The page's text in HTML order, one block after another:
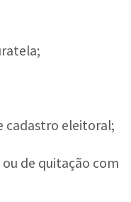
cadastro eleitoral;
de quitação com